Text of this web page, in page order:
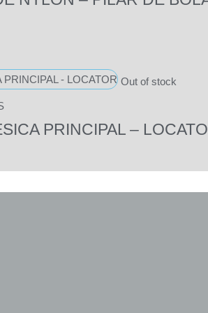
Out of stock
PRINCIPAL –